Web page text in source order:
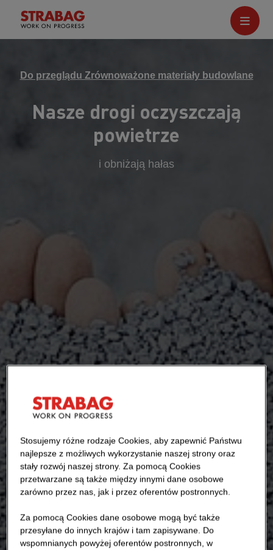
Do przeglądu Zrównoważone materiały budowlane
Nasze drogi oczyszczają
powietrze
i obniżają hałas
Stosujemy różne rodzaje Cookies, aby zapewnić Państwu
najlepsze z możliwych wykorzystanie naszej strony oraz
stały rozwój naszej strony. Za pomocą Cookies
przetwarzane są także między innymi dane osobowe
zarówno przez nas, jak i przez oferentów postronnych.
Za pomocą Cookies dane osobowe mogą być także
przesyłane do innych krajów i tam zapisywane. Do
wspomnianych powyżej oferentów postronnych, w